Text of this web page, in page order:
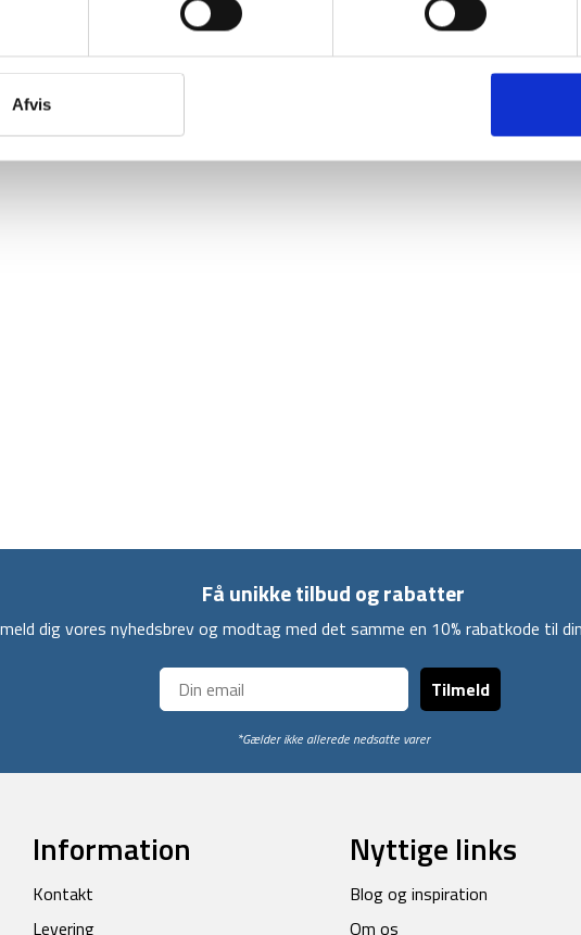
Afvis
Få unikke tilbud og rabatter
dig vores nyhedsbrev og modtag med det samme en 10% rabatkode til
Tilmeld
*Gælder ikke allerede nedsatte varer
Information
Kontakt
Levering
Nyttige links
Blog og inspiration
Om os